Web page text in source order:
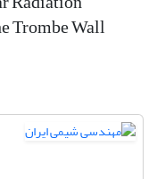
Trombe Wall